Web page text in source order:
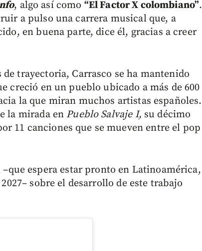
, algo así como “El Factor X colombiano”.
a pulso una carrera musical que, a
en buena parte, dice él, gracias a creer
de trayectoria, Carrasco se ha mantenido
creció en un pueblo ubicado a más de 600
la que miran muchos artistas españoles.
la mirada en Pueblo Salvaje I, su décimo
11 canciones que se mueven entre el pop
espera estar pronto en Latinoamérica,
sobre el desarrollo de este trabajo